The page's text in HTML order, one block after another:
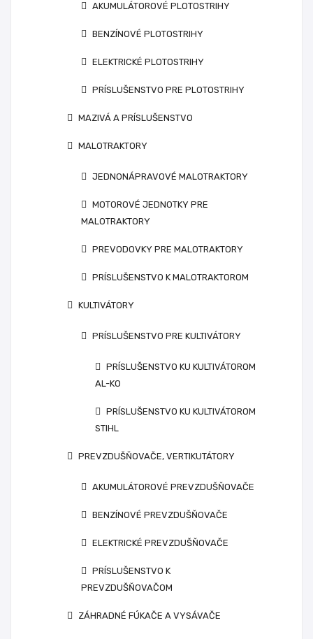
AKUMULÁTOROVÉ PLOTOSTRIHY
BENZÍNOVÉ PLOTOSTRIHY
ELEKTRICKÉ PLOTOSTRIHY
PRÍSLUŠENSTVO PRE PLOTOSTRIHY
MAZIVÁ A PRÍSLUŠENSTVO
MALOTRAKTORY
JEDNONÁPRAVOVÉ MALOTRAKTORY
MOTOROVÉ JEDNOTKY PRE
MALOTRAKTORY
PREVODOVKY PRE MALOTRAKTORY
PRÍSLUŠENSTVO K MALOTRAKTOROM
KULTIVÁTORY
PRÍSLUŠENSTVO PRE KULTIVÁTORY
PRÍSLUŠENSTVO KU KULTIVÁTOROM
AL-KO
PRÍSLUŠENSTVO KU KULTIVÁTOROM
STIHL
PREVZDUŠŇOVAČE, VERTIKUTÁTORY
AKUMULÁTOROVÉ PREVZDUŠŇOVAČE
BENZÍNOVÉ PREVZDUŠŇOVAČE
ELEKTRICKÉ PREVZDUŠŇOVAČE
PRÍSLUŠENSTVO K
PREVZDUŠŇOVAČOM
ZÁHRADNÉ FÚKAČE A VYSÁVAČE